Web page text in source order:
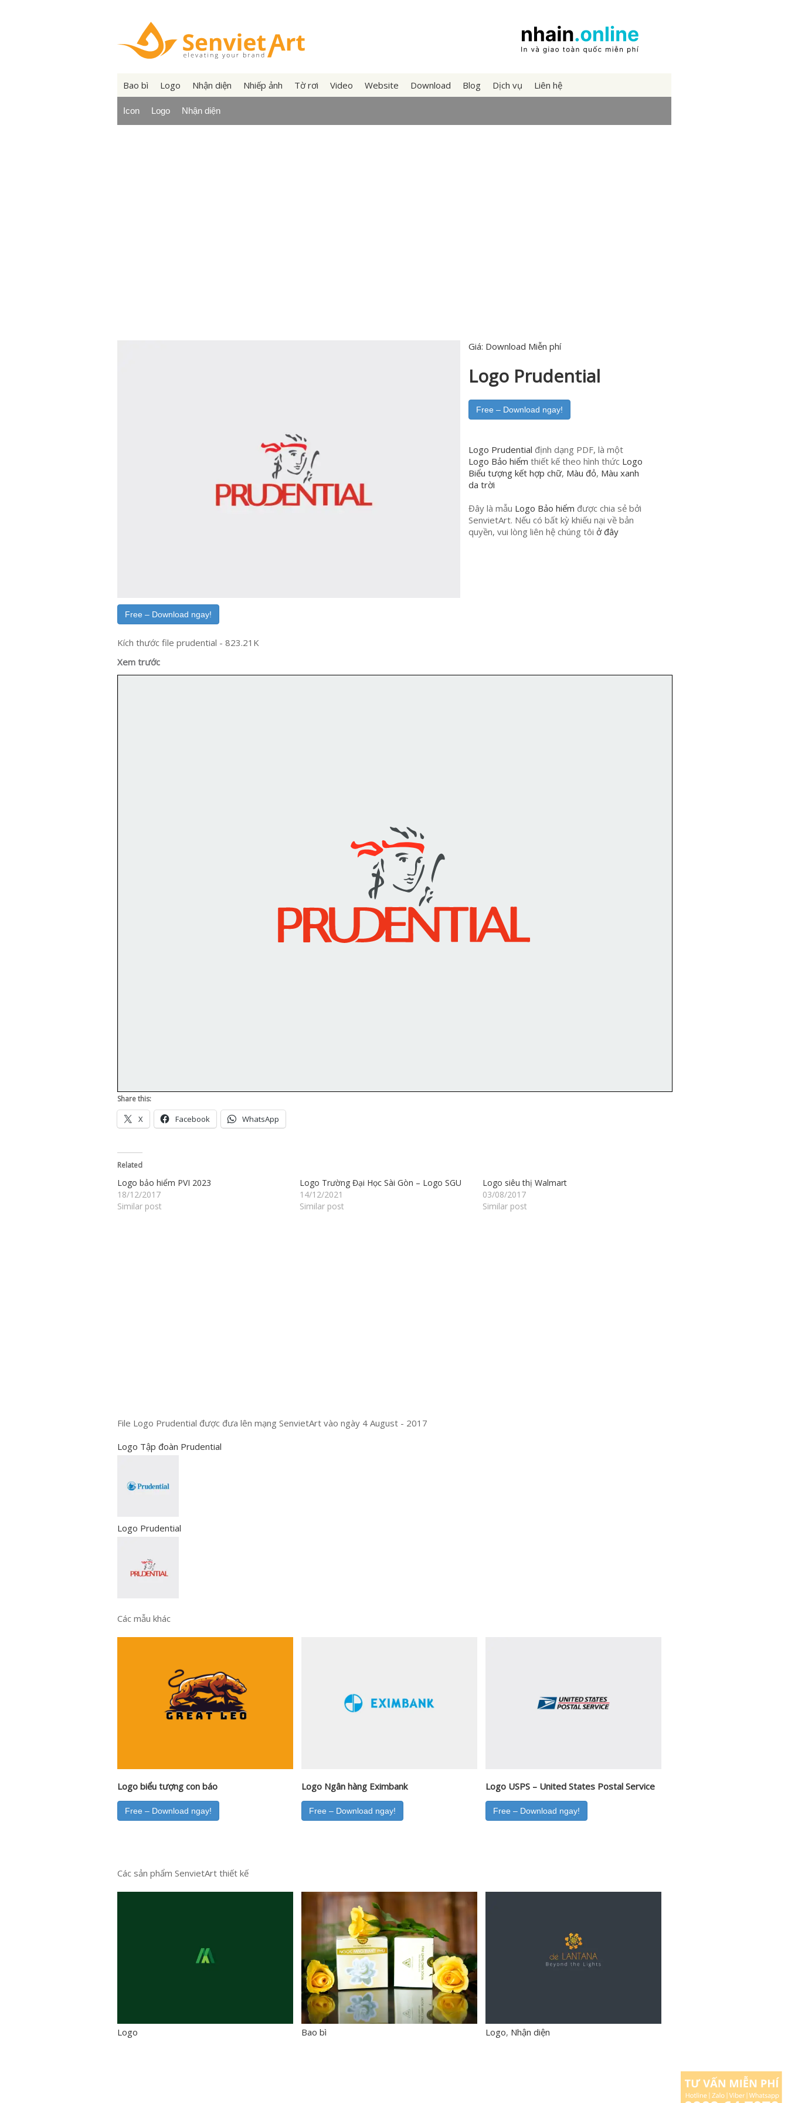
Bao bì Logo Nhận diện Nhiếp ảnh Tờ rơi Video Website Download Blog Dịch vụ Liên hệ
Icon Logo Nhận diện
Giá: Download Miễn phí
Logo Prudential
Free – Download ngay!
Logo Prudential định dạng PDF, là một
Logo Bảo hiểm thiết kế theo hình thức Logo
Biểu tượng kết hợp chữ, Màu đỏ, Màu xanh
da trời
Đây là mẫu Logo Bảo hiểm được chia sẻ bởi
SenvietArt. Nếu có bất kỳ khiếu nại về bản
quyền, vui lòng liên hệ chúng tôiở đây
Free – Download ngay!
Kích thước file prudential - 823.21K
Xem trước
Share this:
X Facebook WhatsApp
Related
Logo bảo hiểm PVI 2023
18/12/2017
Similar post
Logo Trường Đại Học Sài Gòn – Logo SGU
14/12/2021
Similar post
Logo siêu thị Walmart
03/08/2017
Similar post
File Logo Prudential được đưa lên mạng SenvietArt vào ngày 4 August - 2017
Logo Tập đoàn Prudential
Logo Prudential
Các mẫu khác
Logo biểu tượng con báo
Free – Download ngay!
Logo Ngân hàng Eximbank
Free – Download ngay!
Logo USPS – United States Postal Service
Free – Download ngay!
Các sản phẩm SenvietArt thiết kế
Logo Bao bì Logo, Nhận diện